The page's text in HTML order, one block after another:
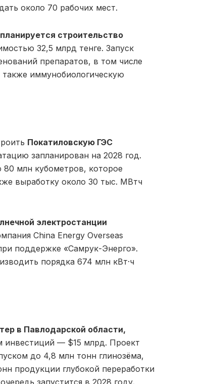
около 70 рабочих мест.
строительство
32,5 млрд тенге. Запуск
препаратов, в том числе
также иммунобиологическую
Покатиловскую ГЭС
запланирован на 2028 год.
млн кубометров, которое
выработку около 30 тыс. МВтч
электростанции
China Energy Overseas
поддержке «Самрук-Энерго».
порядка 674 млн кВт·ч
в Павлодарской области,
инвестиций — $15 млрд. Проект
до 4,8 млн тонн глинозёма,
продукции глубокой переработки
запустится в 2028 году.